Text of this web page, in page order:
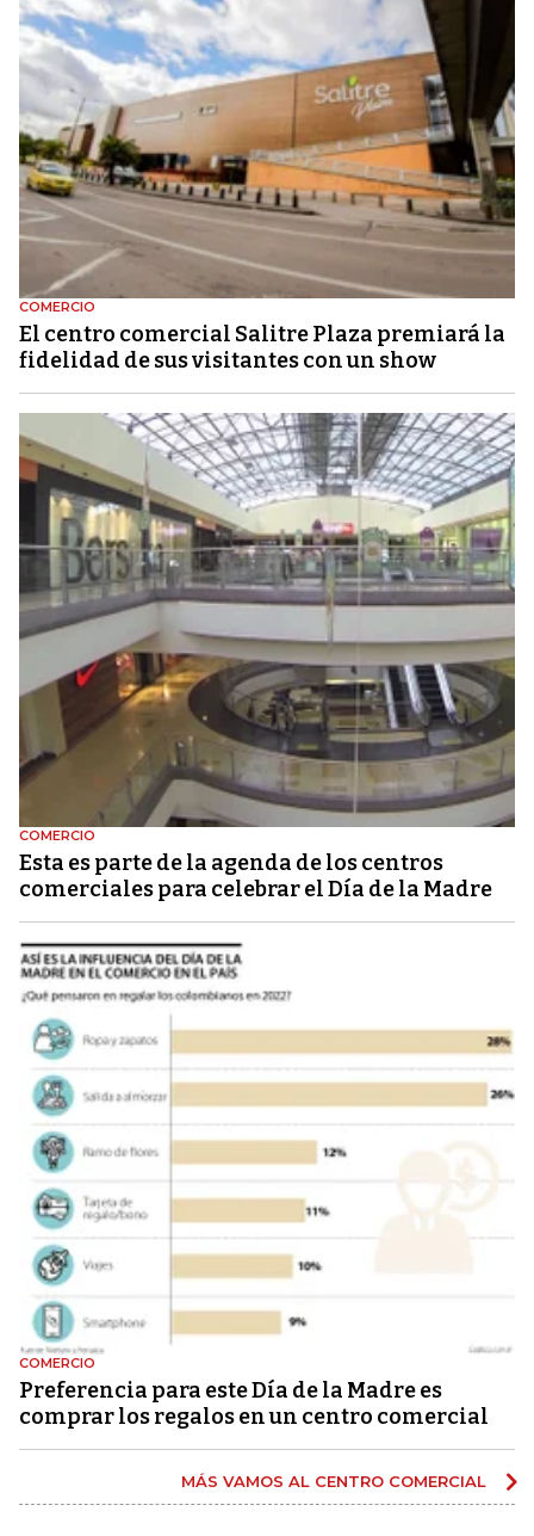
COMERCIO
El centro comercial Salitre Plaza premiará la
fidelidad de sus visitantes con un show
COMERCIO
Esta es parte de la agenda de los centros
comerciales para celebrar el Día de la Madre
COMERCIO
Preferencia para este Día de la Madre es
comprar los regalos en un centro comercial
MÁS VAMOS AL CENTRO COMERCIAL